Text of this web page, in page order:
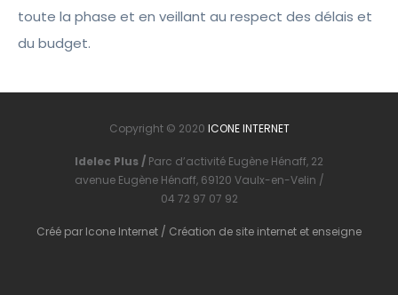
toute la phase et en veillant au respect des délais et
du budget.
Copyright © 2020 ICONE INTERNET
Idelec Plus / Parc d’activité Eugène Hénaff, 22
avenue Eugène Hénaff, 69120 Vaulx-en-Velin /
04 72 97 07 92
Créé par Icone Internet / Création de site internet et enseigne